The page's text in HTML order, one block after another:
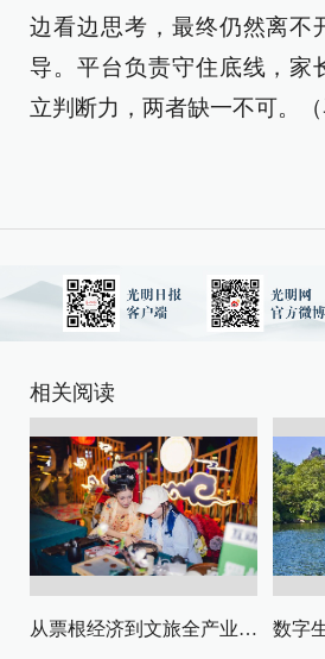
边看边思考，最终仍然离不
导。平台负责守住底线，家
立判断力，两者缺一不可。（
相关阅读
从票根经济到文旅全产业链升级